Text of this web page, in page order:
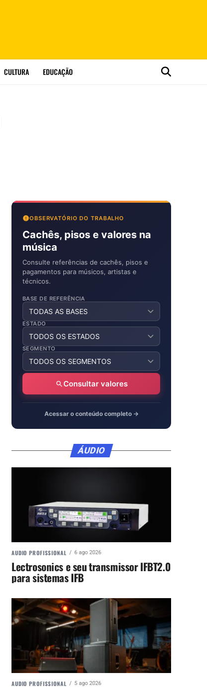
CULTURA EDUCAÇÃO
OBSERVATÓRIO DO TRABALHO
Cachês, pisos e valores na
música
Consulte referências de cachês, pisos e
pagamentos para músicos, artistas e
técnicos.
BASE DE REFERÊNCIA
ESTADO
SEGMENTO
Consultar valores
Acessar o conteúdo completo →
ÁUDIO
AUDIO PROFISSIONAL 6 ago 2026
Lectrosonics e seu transmissor IFBT2.0
para sistemas IFB
AUDIO PROFISSIONAL 5 ago 2026